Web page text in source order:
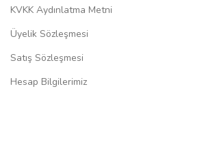
KVKK Aydınlatma Metni
Üyelik Sözleşmesi
Satış Sözleşmesi
Hesap Bilgilerimiz